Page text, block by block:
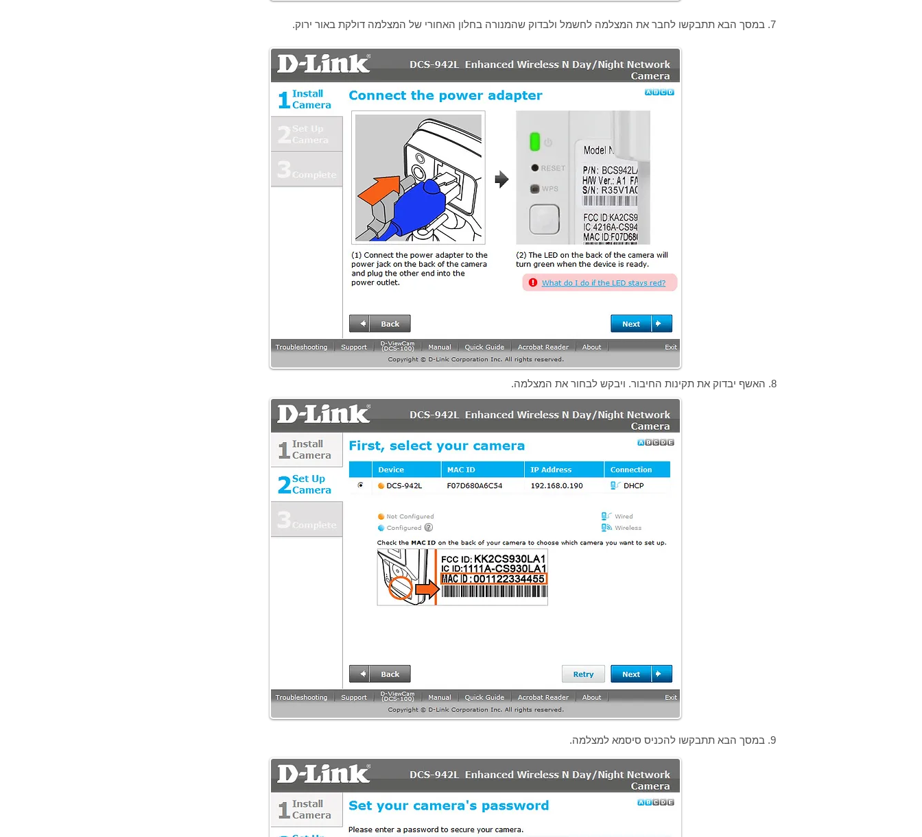
7. במסך הבא תתבקשו לחבר את המצלמה לחשמל ולבדוק שהמנורה בחלון האחורי של המצלמה דולקת באור ירוק.
8. האשף יבדוק את תקינות החיבור. ויבקש לבחור את המצלמה.
9. במסך הבא תתבקשו להכניס סיסמא למצלמה.